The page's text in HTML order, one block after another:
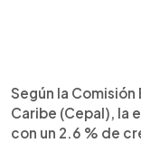
Según la
Caribe (Cepal), la
con un 2.6 % de